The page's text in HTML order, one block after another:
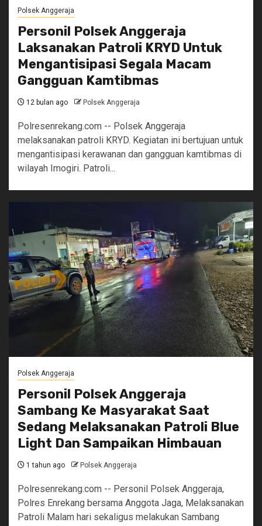
Polsek Anggeraja
Personil Polsek Anggeraja
Laksanakan Patroli KRYD Untuk
Mengantisipasi Segala Macam
Gangguan Kamtibmas
12 bulan ago Polsek Anggeraja
Polresenrekang.com -- Polsek Anggeraja
melaksanakan patroli KRYD. Kegiatan ini bertujuan untuk
mengantisipasi kerawanan dan gangguan kamtibmas di
wilayah Imogiri. Patroli...
Polsek Anggeraja
Personil Polsek Anggeraja
Sambang Ke Masyarakat Saat
Sedang Melaksanakan Patroli Blue
Light Dan Sampaikan Himbauan
1 tahun ago Polsek Anggeraja
Polresenrekang.com -- Personil Polsek Anggeraja,
Polres Enrekang bersama Anggota Jaga, Melaksanakan
Patroli Malam hari sekaligus melakukan Sambang